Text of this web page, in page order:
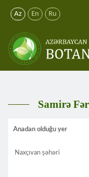
Az En Ru
Samirə
Anadan olduğu yer
Naxçıvan şəhəri